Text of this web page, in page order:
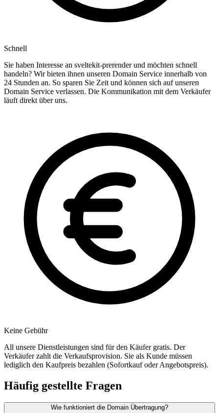
Schnell
Sie haben Interesse an sveltekit-prerender und möchten schnell
handeln? Wir bieten ihnen unseren Domain Service innerhalb von
24 Stunden an. So sparen Sie Zeit und können sich auf unseren
Domain Service verlassen. Die Kommunikation mit dem Verkäufer
läuft direkt über uns.
Keine Gebühr
All unsere Dienstleistungen sind für den Käufer gratis. Der
Verkäufer zahlt die Verkaufsprovision. Sie als Kunde müssen
lediglich den Kaufpreis bezahlen (Sofortkauf oder Angebotspreis).
Häufig gestellte Fragen
Wie funktioniert die Domain Übertragung?